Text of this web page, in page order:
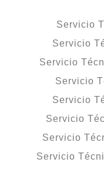
Servicio
Servicio
Servicio
Servicio
Servicio
Servicio
Servicio
Servicio